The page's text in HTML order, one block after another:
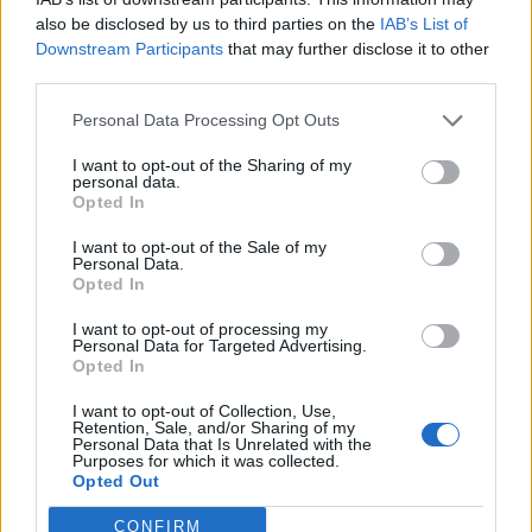
also be disclosed by us to third parties on the IAB’s List of
Downstream Participants that may further disclose it to other
Personal Data Processing Opt Outs
I want to opt-out of the Sharing of my
personal data.
Opted In
I want to opt-out of the Sale of my
Personal Data.
Opted In
I want to opt-out of processing my
Personal Data for Targeted Advertising.
Opted In
I want to opt-out of Collection, Use,
Retention, Sale, and/or Sharing of my
Personal Data that Is Unrelated with the
Purposes for which it was collected.
Opted Out
CONFIRM
csúcsa, be kellene fejezni a
magyar–magyar acsarkodást
Székely Sport
Egy újonc jelentkezett, több
Sándor Ella: Na, indíts, s